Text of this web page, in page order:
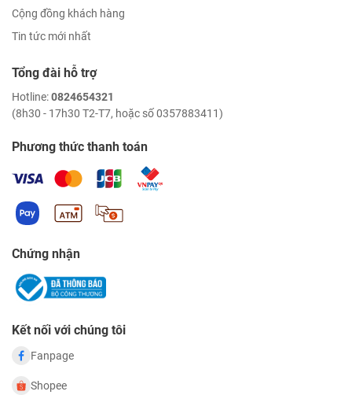
Cộng đồng khách hàng
Tin tức mới nhất
Tổng đài hỗ trợ
Hotline:0824654321
(8h30 - 17h30 T2-T7, hoặc số 0357883411)
Phương thức thanh toán
Chứng nhận
Kết nối với chúng tôi
Fanpage
Shopee